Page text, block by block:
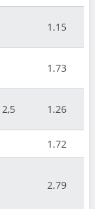
1.15
1.73
1.26
1.72
2.79